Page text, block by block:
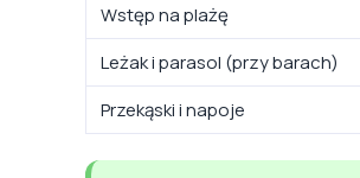
Wstęp na plażę
Leżak i parasol (przy barach)
Przekąski i napoje